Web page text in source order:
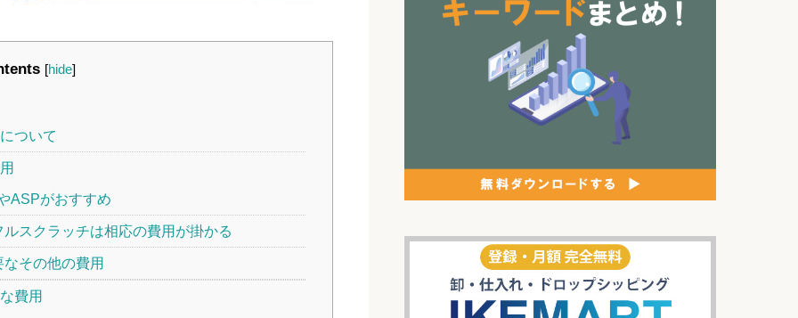
[hide]
ついて
ASPがおすすめ
スクラッチは相応の費用が掛かる
その他の費用
費用